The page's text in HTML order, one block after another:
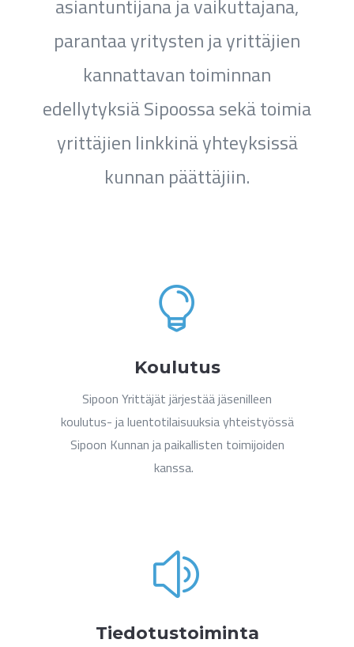
asiantuntijana ja vaikuttajana,
parantaa yritysten ja yrittäjien
kannattavan toiminnan
edellytyksiä Sipoossa sekä toimia
yrittäjien linkkinä yhteyksissä
kunnan päättäjiin.

Koulutus
Sipoon Yrittäjät järjestää jäsenilleen
koulutus- ja luentotilaisuuksia yhteistyössä
Sipoon Kunnan ja paikallisten toimijoiden
kanssa.
z
Tiedotustoiminta